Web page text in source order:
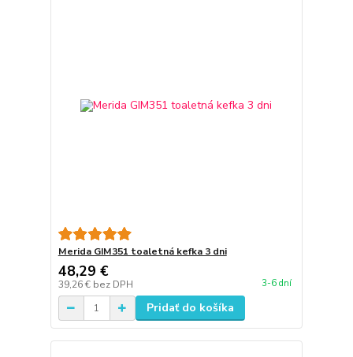
Merida GIM351 toaletná kefka 3 dni
48,29 €
39,26 € bez DPH 3-6 dní
Pridať do košíka